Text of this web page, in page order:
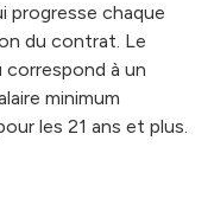
progresse chaque
du contrat. Le
correspond à un
minimum
les 21 ans et plus.